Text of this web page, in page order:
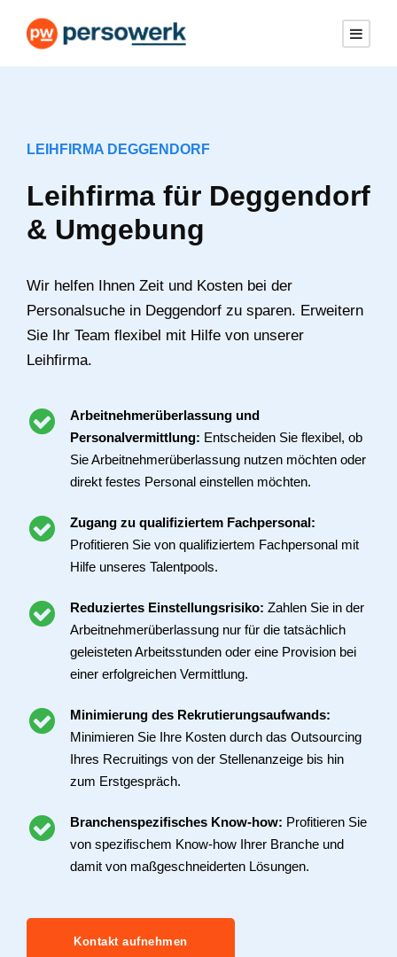
LEIHFIRMA DEGGENDORF
Leihfirma für Deggendorf
& Umgebung
Wir helfen Ihnen Zeit und Kosten bei der
Personalsuche in Deggendorf zu sparen. Erweitern
Sie Ihr Team flexibel mit Hilfe von unserer
Leihfirma.
Arbeitnehmerüberlassung und
Personalvermittlung: Entscheiden Sie flexibel, ob
Sie Arbeitnehmerüberlassung nutzen möchten oder
direkt festes Personal einstellen möchten.
Zugang zu qualifiziertem Fachpersonal:
Profitieren Sie von qualifiziertem Fachpersonal mit
Hilfe unseres Talentpools.
Reduziertes Einstellungsrisiko: Zahlen Sie in der
Arbeitnehmerüberlassung nur für die tatsächlich
geleisteten Arbeitsstunden oder eine Provision bei
einer erfolgreichen Vermittlung.
Minimierung des Rekrutierungsaufwands:
Minimieren Sie Ihre Kosten durch das Outsourcing
Ihres Recruitings von der Stellenanzeige bis hin
zum Erstgespräch.
Branchenspezifisches Know-how: Profitieren Sie
von spezifischem Know-how Ihrer Branche und
damit von maßgeschneiderten Lösungen.
Kontakt aufnehmen